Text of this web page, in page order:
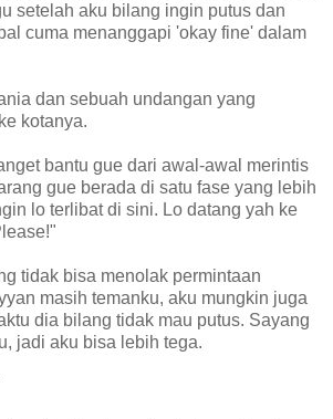
setelah aku bilang ingin putus dan
cuma menanggapi 'okay fine' dalam
dan sebuah undangan yang
kotanya.
bantu gue dari awal-awal merintis
gue berada di satu fase yang lebih
lo terlibat di sini. Lo datang yah ke
tidak bisa menolak permintaan
masih temanku, aku mungkin juga
dia bilang tidak mau putus. Sayang
jadi aku bisa lebih tega.